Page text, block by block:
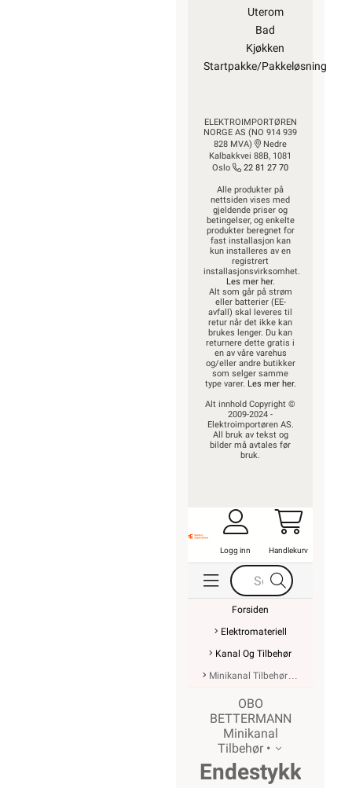
Uterom
Bad
Kjøkken
Startpakke/Pakkeløsning
ELEKTROIMPORTØREN
NORGE AS (NO 914 939
828 MVA)
Nedre
Kalbakkvei 88B, 1081
Oslo
22 81 27 70
Alle produkter på
nettsiden vises med
gjeldende priser og
betingelser, og enkelte
produkter beregnet for
fast installasjon kan
kun installeres av en
registrert
installasjonsvirksomhet.
Les mer her.
Alt som går på strøm
eller batterier (EE-
avfall) skal leveres til
retur når det ikke kan
brukes lenger. Du kan
returnere dette gratis i
en av våre varehus
og/eller andre butikker
som selger samme
type varer. Les mer her.
Alt innhold Copyright ©
2009-2024 -
Elektroimportøren AS.
All bruk av tekst og
bilder må avtales før
bruk.
Logg inn Handlekurv
Forsiden
Elektromateriell
Kanal Og Tilbehør
Minikanal Tilbehør
OBO
BETTERMANN
Minikanal
Tilbehør •
Endestykke